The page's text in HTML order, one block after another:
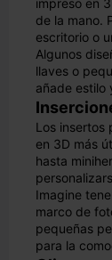
impreso en
de la mano.
escritorio o
Algunos
llaves o
añade estilo
Los insertos
en 3D más
hasta
Imagine
marco de
pequeñas
para la